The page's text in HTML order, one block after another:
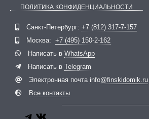
ПОЛИТИКА КОНФИДЕНЦИАЛЬНОСТИ
Санкт-Петербург: +7 (812) 317-7-157
Москва: +7 (495) 150-2-162
Написать в WhatsApp
Написать в Telegram
Электронная почта info@finskidomik.ru
Все контакты
Telegram
ВКонтакте